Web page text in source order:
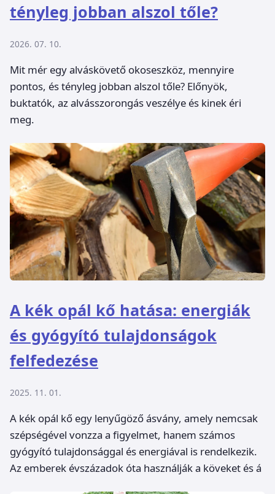
tényleg jobban alszol tőle?
2026. 07. 10.
Mit mér egy alváskövető okoseszköz, mennyire
pontos, és tényleg jobban alszol tőle? Előnyök,
buktatók, az alvásszorongás veszélye és kinek éri
meg.
A kék opál kő hatása: energiák
és gyógyító tulajdonságok
felfedezése
2025. 11. 01.
A kék opál kő egy lenyűgöző ásvány, amely nemcsak
szépségével vonzza a figyelmet, hanem számos
gyógyító tulajdonsággal és energiával is rendelkezik.
Az emberek évszázadok óta használják a köveket és á